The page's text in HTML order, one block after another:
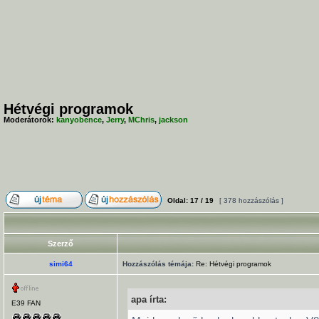
Hétvégi programok
Moderátorok: kanyobence, Jerry, MChris, jackson
Oldal: 17 / 19 [ 378 hozzászólás ]
Szerző
simi64 Hozzászólás témája: Re: Hétvégi programok
E39 FAN apa írta: